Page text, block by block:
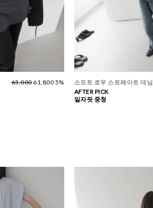
65,00061,800 5%
소프트 로우 스트레이트 데님
AFTER PICK
일자핏 중청